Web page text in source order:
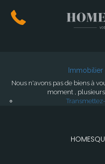
Immobilier
Nous n'avons pas de biens à
moment ,